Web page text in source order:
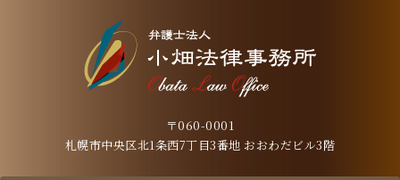
〒060-0001
札幌市中央区北1条西7丁目3番地 おおわだビル3階